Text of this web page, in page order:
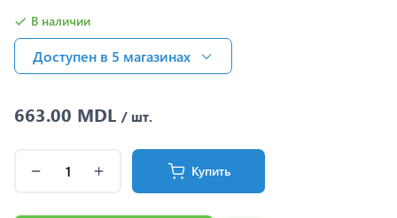
В наличии
Доступен в 5 магазинах
663.00 MDL / шт.
Купить